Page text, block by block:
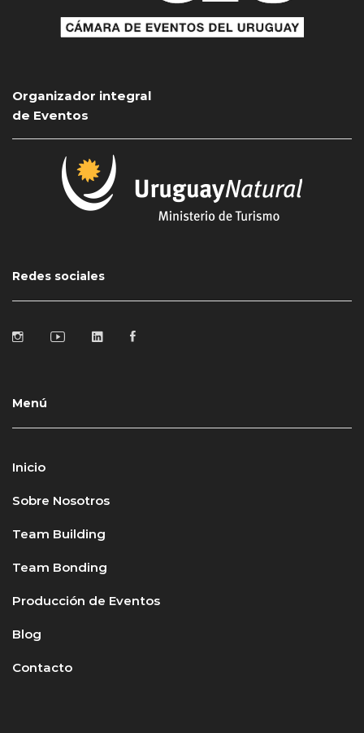
Organizador integral
de Eventos
Redes sociales
Menú
Inicio
Sobre Nosotros
Team Building
Team Bonding
Producción de Eventos
Blog
Contacto